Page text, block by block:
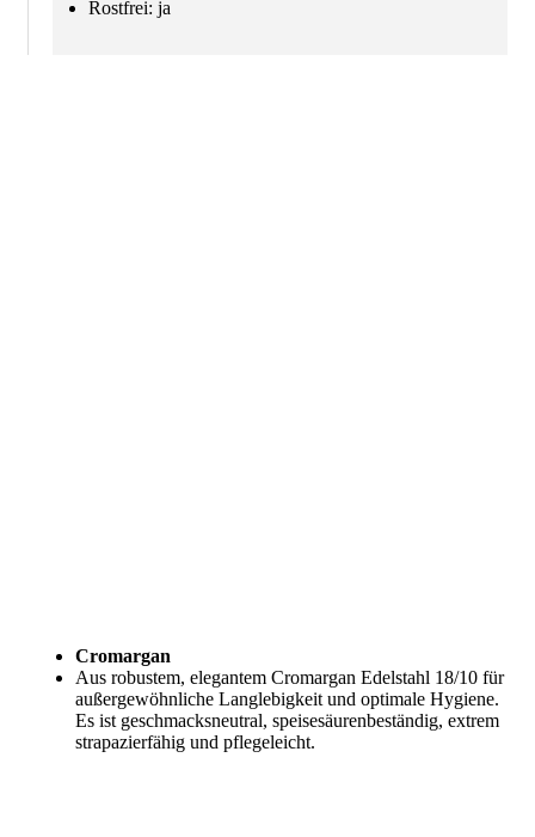
Rostfrei: ja
Cromargan
Aus robustem, elegantem Cromargan Edelstahl 18/10 für
außergewöhnliche Langlebigkeit und optimale Hygiene.
Es ist geschmacksneutral, speisesäurenbeständig, extrem
strapazierfähig und pflegeleicht.